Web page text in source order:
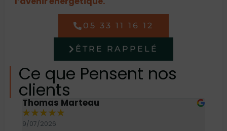
05 33 11 16 12
ÊTRE RAPPELÉ
Ce que Pensent nos
clients
Thomas Marteau
★★★★★
9/07/2026